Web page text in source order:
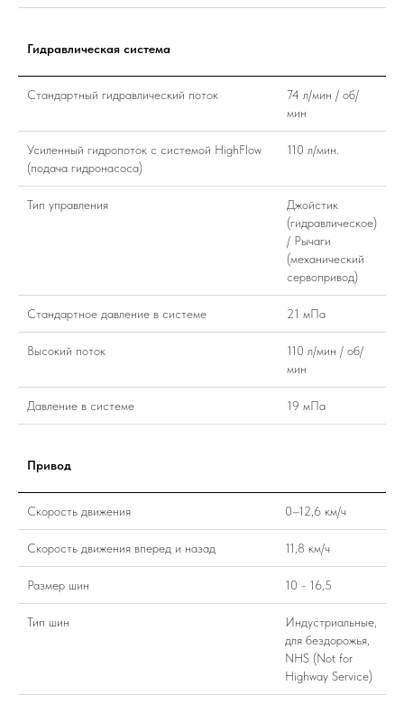
Гидравлическая система
Стандартный гидравлический поток
74 л/мин / об/
мин
Усиленный гидропоток с системой HighFlow
(подача гидронасоса)
110 л/мин.
Тип управления
Джойстик
(гидравлическое)
/ Рычаги
(механический
сервопривод)
Стандартное давление в системе 21 мПа
Высокий поток
110 л/мин / об/
мин
Давление в системе 19 мПа
Привод
Скорость движения 0–12,6 км/ч
Скорость движения вперед и назад 11,8 км/ч
Размер шин 10 - 16,5
Тип шин
Индустриальные,
для бездорожья,
NHS (Not for
Highway Service)